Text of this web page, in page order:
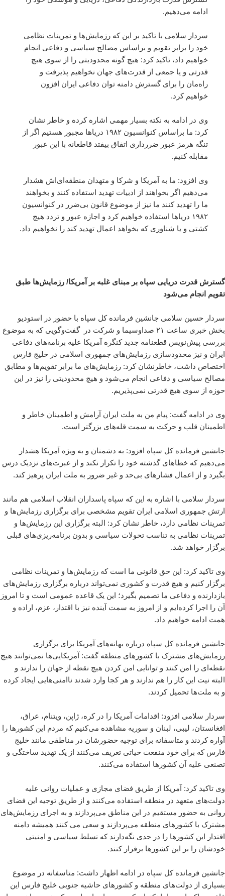
ادامه می‌دهیم.
سردار سلامی با تاکید بر این که رزمایش‌ها و تمرینات نظامی
خود را برابر تقویم و براساس مصالح سیاسی و دفاعی انجام
خواهیم داد، تاکید کرد: هیچ گونه محدودیتی را از سوی هیچ
قدرتی و یا جمعی از قدرت‌های جهان نخواهیم پذیرفت و
راه‌مان را برای گسترش دامنه توان دفاعی ایران افزون
خواهیم کرد.
وی در ادامه به نکته بسیار مهمی اشاره کرده و خاطر نشان
کرد: ما براساس کنوانسیون ۱۹۸۲ دریاها مجبور هستیم اگر از
تنگه هرمز عبور ضررداری اتفاق بیفتد قاطعانه با این عبور
مقابله کنیم.
وی افزود: ما به آمریکا و شرکا و متهدان منطقه‌ای‌اش هشدار
می‌دهیم اگر بخواهند از ادبیات تهدید استفاده کنند و بخواهند
ما را تهدید کنند ما نیز از موضوع قانون بی‌ضرر در کنوانسیون
۱۹۸۲ دریاها استفاده خواهیم کرد و اجازه عبور و تردد هیچ
کشتی و یا شناوری که بخواهد اعمال تهدید کند را نخواهیم داد.
گسترش قدرت دریایی سپاه بر مبنای غلبه بر آمریکا/ رزمایش‌ها طبق
تقویم انجام می‌شود
سردار حسین سلامی جانشین فرمانده کل سپاه با حضور در استودیو
بخش خبری ساعت ۲۱ صداوسیما و شرکت در گفت‌وگویی که به موضوع
بررسی پیش‌نویس قطعنامه جدید کنگره آمریکا علیه برنامه‌های دفاعی
ایران و نیز محدودسازی رزمایش‌های جمهوری اسلامی در خلیج فارس
اختصاص داشت، خاطرنشان کرد: رزمایش‌های ما برابر تقویم‌ها و مطابق
مصالح سیاسی و دفاعی انجام می‌شود و هیچ محدودیتی را نیز در این
حوزه از سوی هیچ قدرتی‌ نمی‌پذیریم.
وی در ادامه گفت: پیام من به ملت ایران آرامش و اطمینان خاطر و
اطمینان قلب و حرکت به سمت قله‌های بزرگتر است.
جانشین فرمانده کل سپاه افزود: به دشمنان و به ویژه آمریکا هشدار
می‌دهیم که خطاهای گذشته خود را تکرار نکند و از عبرت‌های نزدیک درس
بگیرد و از اعمال فشارهای بی‌حد و غیر ضرور به ملت ایران پرهیز کند.
سردار سلامی با اشاره به این که سپاه پاسداران انقلاب اسلامی هم مانند
ارتش جمهوری اسلامی ایران تقویم مشخصی برای برگزاری رزمایش‌ها و
تمرینات نظامی دارد، خاطر نشان کرد: البته برگزاری این رزمایش‌ها و
تمرینات نظامی به تناسب تحولات سیاسی و بدون برنامه‌ریزی‌های قبلی
برگزار خواهد شد.
وی تاکید کرد: این حق قانونی ما است که رزمایش‌ها و تمرینات نظامی
برگزار کنیم و هیچ قدرت و کشوری نمی‌تواند درباره برگزاری رزمایش‌های
بازدارنده و دفاعی ما تصمیم بگیرد؛ این یک قاعده عمومی است و تا امروز
آن را اجرا کرده‌ایم و از امروز به سمت آینده نیز با اقتدار، عزم، اراده و
همت ادامه خواهیم داد.
جانشین فرمانده کل سپاه درباره بهانه‌های آمریکا برای برگزاری
رزمایش‌های مشترک با کشورهای منطقه گفت: آمریکایی‌ها نمی‌توانند هیچ
نقطه‌ای را امن کنند و توانایی امن کردن هیچ نقطه از جهان را ندارند و
البته نیت این کار را هم ندارند و هر کجا وارد شدند ناامنی‌هایی ایجاد کرده
و به ملت‌ها تحمیل کردند.
سردار سلامی افزود: اقدامات آمریکا را در کره، ژاپن، ویتنام، عراق،
افغانستان، لیبی، لبنان و سوریه مشاهده می‌کنیم که مردم این کشورها را
آواره کردند و متاسفانه برای توجیه حضورشان در مناطقی مانند خلیج
فارس که برای خود منفعت حیاتی تعریف می‌کنند از یک تهدید ساختگی و
تصنعی علیه آن کشورها استفاده می‌کنند.
وی تاکید کرد: آمریکا از طریق فضای مجازی و عملیات روانی علیه
دولت‌های متعهد در منطقه استفاده می‌کنند و از طریق توجیه این فضای
روانی به حضور مستقیم در این مناطق می‌پردازند و به اجرای رزمایش‌های
مشترک با کشورهای منطقه می‌پردازند و سعی می کنند همیشه دامنه
اقتدار این کشورها را در حدی نگه‌دارند که تسلط سیاسی و امنیتی
خودشان را بر این کشورها برقرار کنند.
جانشین فرمانده کل سپاه در ادامه اظهار داشت: متاسفانه در موضوع
بسیاری از دولت‌های منطقه و کشورهای حاشیه جنوبی خلیج فارس این